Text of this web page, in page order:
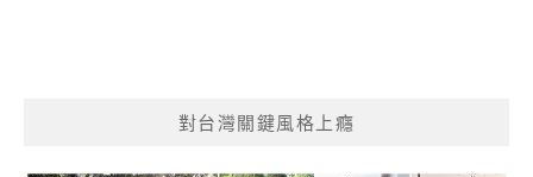
對台灣關鍵風格上癮